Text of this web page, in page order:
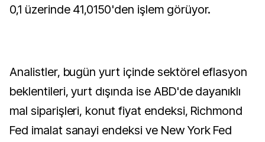
0,1 üzerinde 41,0150'den işlem görüyor.
Analistler, bugün yurt içinde sektörel eflasyon
beklentileri, yurt dışında ise ABD'de dayanıklı
mal siparişleri, konut fiyat endeksi, Richmond
Fed imalat sanayi endeksi ve New York Fed